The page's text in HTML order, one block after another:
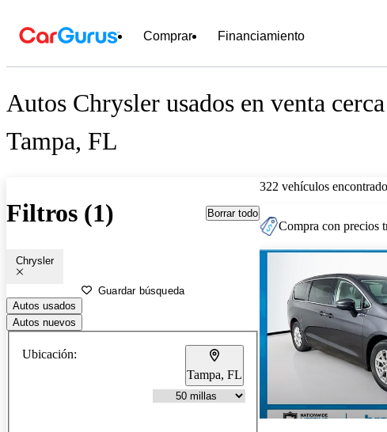
Comprar Financiamiento
Autos Chrysler usados en venta
Tampa, FL
Filtros (1) Borrar todo
Chrysler
Guardar búsqueda
Autos usados
Autos nuevos
Ubicación:
Tampa, FL
322 vehículos
Compra con precios